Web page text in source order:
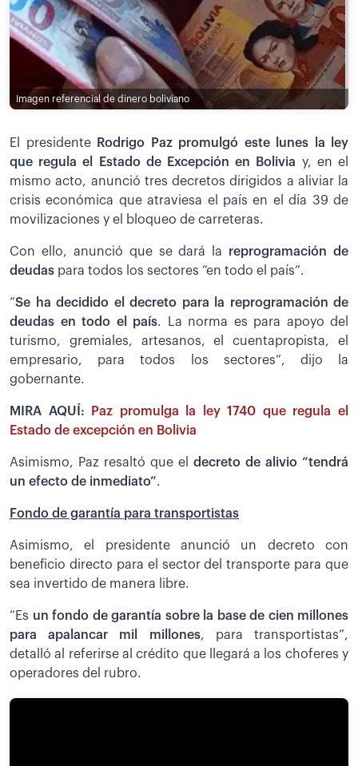
Imagen referencial de dinero boliviano
El presidente
Rodrigo Paz promulgó este lunes la ley
que regula el Estado de Excepción en Bolivia y, en el
mismo acto, anunció tres decretos dirigidos a aliviar la
crisis económica que atraviesa el país en el día 39 de
movilizaciones y el bloqueo de carreteras.
Con ello, anunció que se dará la reprogramación de
deudas para todos los sectores “en todo el país”.
“Se ha decidido el decreto para la reprogramación de
deudas en todo el país. La norma es para apoyo del
turismo, gremiales, artesanos, el cuentapropista, el
empresario, para todos los sectores”, dijo la
gobernante.
MIRA AQUÍ:
Paz promulga la ley 1740 que regula el
Estado de excepción en Bolivia
Asimismo, Paz resaltó que el decreto de alivio “tendrá
un efecto de inmediato”.
Fondo de garantía para transportistas
Asimismo, el presidente anunció un decreto con
beneficio directo para el sector del transporte para que
sea invertido de manera libre.
“Es un fondo de garantía sobre la base de cien millones
para apalancar mil millones, para transportistas”,
detalló al referirse al crédito que llegará a los choferes y
operadores del rubro.